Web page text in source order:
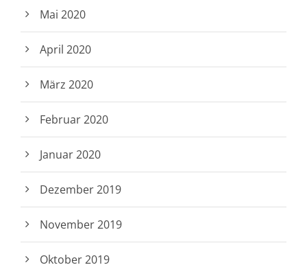
Mai 2020
April 2020
März 2020
Februar 2020
Januar 2020
Dezember 2019
November 2019
Oktober 2019